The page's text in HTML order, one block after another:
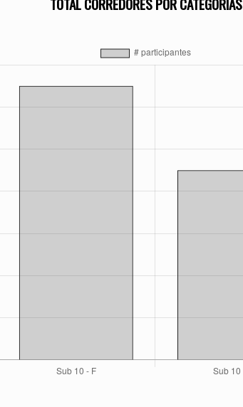
TOTAL CORREDORES POR CATEGORÍAS